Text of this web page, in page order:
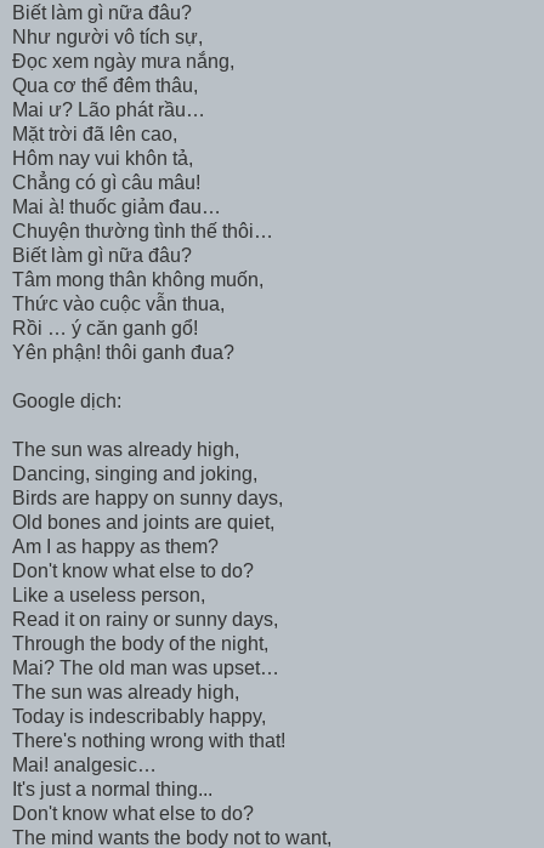
Biết làm gì nữa đâu?
Như người vô tích sự,
Đọc xem ngày mưa nắng,
Qua cơ thể đêm thâu,
Mai ư? Lão phát rầu…
Mặt trời đã lên cao,
Hôm nay vui khôn tả,
Chẳng có gì câu mâu!
Mai à! thuốc giảm đau…
Chuyện thường tình thế thôi…
Biết làm gì nữa đâu?
Tâm mong thân không muốn,
Thức vào cuộc vẫn thua,
Rồi … ý căn ganh gổ!
Yên phận! thôi ganh đua?
Google dịch:
The sun was already high,
Dancing, singing and joking,
Birds are happy on sunny days,
Old bones and joints are quiet,
Am I as happy as them?
Don't know what else to do?
Like a useless person,
Read it on rainy or sunny days,
Through the body of the night,
Mai? The old man was upset…
The sun was already high,
Today is indescribably happy,
There's nothing wrong with that!
Mai! analgesic…
It's just a normal thing...
Don't know what else to do?
The mind wants the body not to want,